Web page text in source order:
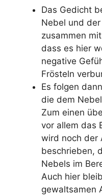
Das Gedicht
Nebel und
zusammen
dass es hier
negative
Frösteln
Es folgen
die dem
Zum einen
vor allem das
wird noch der
beschrieben,
Nebels im
Auch hier
gewaltsamen